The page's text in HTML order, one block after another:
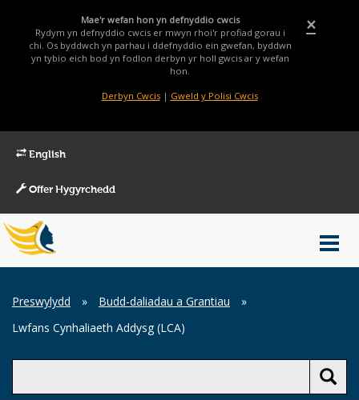
×
Mae'r wefan hon yn defnyddio cwcis
Rydym yn defnyddio cwcis er mwyn rhoi'r profiad gorau i
chi. Os byddwch yn parhau i ddefnyddio ein gwefan, byddwn
yn tybio eich bod yn fodlon derbyn yr holl gwcis ar y wefan
hon.
Derbyn Cwcis| Gweld y Polisi Cwcis
English
Offer Hygyrchedd
Main
Menu
Breadcrumb
Preswylydd » Budd-daliadau a Grantiau
»
Lwfans Cynhaliaeth Addysg (LCA)